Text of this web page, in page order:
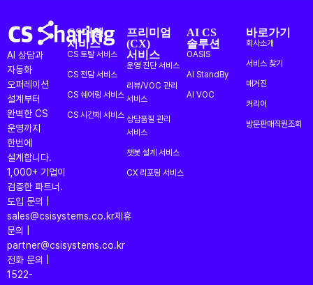
AI 상담과
자동화
오퍼레이션
설계부터
완벽한 CS
운영까지
한번에
설계합니다.
1,000+ 기업이
검증한 파트너.
도입 문의 |
sales@csisystems.co.kr제휴
문의 |
partner@csisystems.co.kr
전화 문의 |
1522-
CS대행
서비스
CS 토탈 서비스
CS 전담 서비스
CS 쉐어링 서비스
CS 시간제 서비스
프리미엄
(CX)
서비스
운영 진단 서비스
리뷰/VOC 관리
서비스
상담품질 관리
서비스
챗봇 설계 서비스
CX 리포팅 서비스
AI CS
솔루션
OASIS
AI StandBy
AI VOC
바로가기
회사소개
서비스 찾기
매거진
커리어
방문판매직원조회